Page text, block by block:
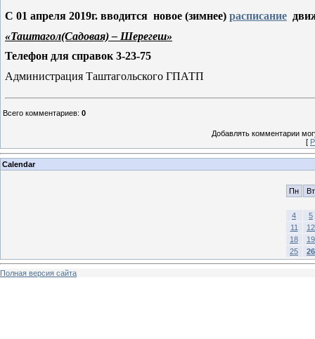
С 01 апреля 2019г. вводится новое (зимнее) расписание
«Таштагол(Садовая) – Шерегеш»
Телефон для справок 3-23-75
Администрация Таштагольского ГПАТП
Всего комментариев: 0
Добавлять комментарии
[
Calendar
Пн Вт
4
5
11
12
18
19
25
26
Полная версия сайта